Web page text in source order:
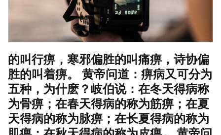
的叫行痹，寒邪偏胜的叫痛痹，诗协偏
胜的叫着痹。 黄帝问道：痹病又可分为
五种，为什麽？岐伯说：在冬天得病称
为骨痹；在春天得病的称为筋痹；在夏
天得病的称为脉痹；在长夏得病的称为